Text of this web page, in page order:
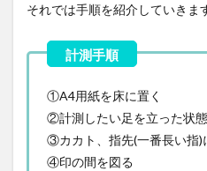
それでは手順を紹介していきま
①A4用紙を床に置く
②計測したい足を立った状
③カカト、指先(一番長い指)
④印の間を図る